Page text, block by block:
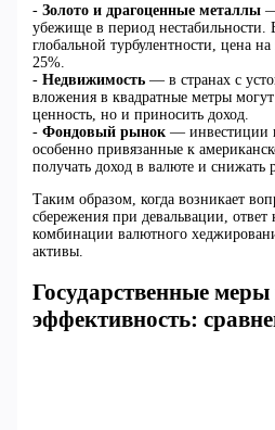
- Золото и драгоценные металлы—
убежище в период нестабильности.
глобальной турбулентности, цена
25%.
- Недвижимость— в странах с
вложения в квадратные метры могут
ценность, но и приносить доход.
- Фондовый рынок— инвестиции
особенно привязанные к
получать доход в валюте и снижать
Таким образом, когда возникает
сбережения при девальвации, ответ
комбинации валютного
активы.
Государственные меры
эффективность: